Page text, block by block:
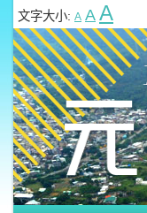
文字大小: A A A